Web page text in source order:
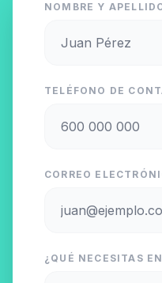
NOMBRE Y
TELÉFONO DE
CORREO
¿QUÉ NECESITAS